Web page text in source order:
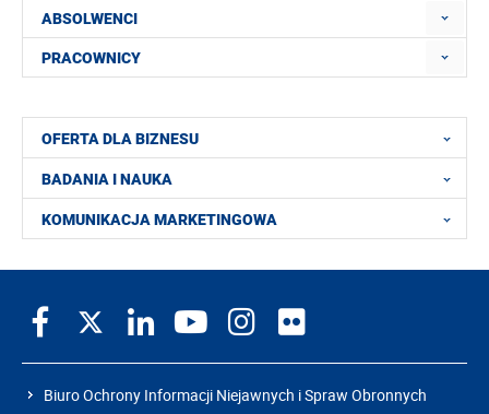
ABSOLWENCI
PRACOWNICY
OFERTA DLA BIZNESU
BADANIA I NAUKA
KOMUNIKACJA MARKETINGOWA
Biuro Ochrony Informacji Niejawnych i Spraw Obronnych